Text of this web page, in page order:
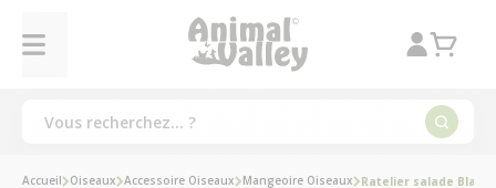
Accueil Oiseaux Accessoire Oiseaux Mangeoire Oiseaux Ratelier salade Blanc